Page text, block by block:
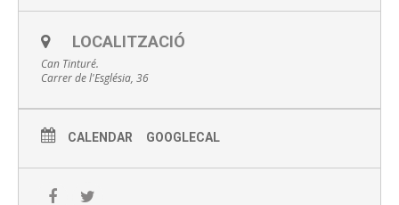
Inscripció prèvia
Places limitades
Inscripcions:
Telf. 93 470 02 18
LOCALITZACIÓ
Can Tinturé.
Carrer de l'Església, 36
CALENDAR GOOGLECAL